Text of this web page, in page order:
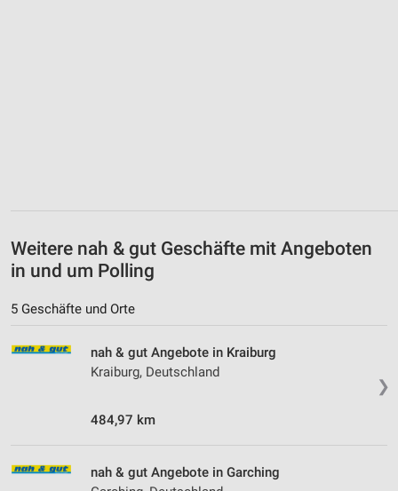
Weitere nah & gut Geschäfte mit Angeboten
in und um Polling
5 Geschäfte und Orte
❯
nah & gut Angebote in Kraiburg
Kraiburg, Deutschland
484,97 km
nah & gut Angebote in Garching